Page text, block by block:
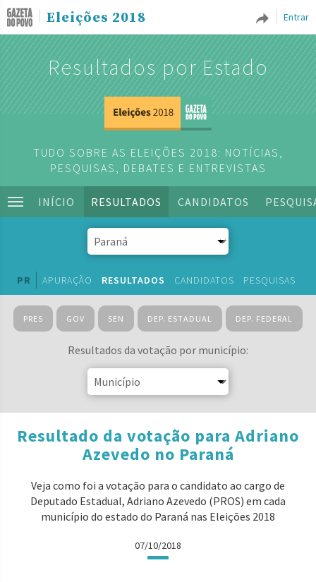
Entrar
Eleições 2018
Resultados por Estado
TUDO SOBRE AS ELEIÇÕES 2018: NOTÍCIAS,
PESQUISAS, DEBATES E ENTREVISTAS
INÍCIO RESULTADOS CANDIDATOS
PR APURAÇÃO RESULTADOS CANDIDATOS PESQUISAS
PRES GOV SEN DEP. ESTADUAL DEP. FEDERAL
Resultados da votação por município:
Resultado da votação para Adriano
Azevedo no Paraná
Veja como foi a votação para o candidato ao cargo de
Deputado Estadual, Adriano Azevedo (PROS) em cada
município do estado do Paraná nas Eleições 2018
07/10/2018